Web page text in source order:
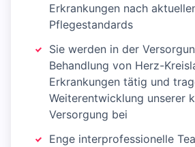
Erkrankungen nach
Pflegestandards
Sie werden in der
Behandlung von Herz-
Erkrankungen tätig und
Weiterentwicklung unserer
Versorgung bei
Enge interprofessionelle